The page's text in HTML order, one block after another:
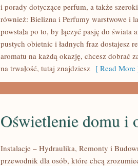
i porady dotyczące perfum, a także
również: Bielizna i Perfumy warstwowe i
powstała po to, by łączyć pasję do
pustych obietnic i ładnych fraz dostajesz
aromatu na każdą okazję, chcesz dobrać
na trwałość, tutaj znajdziesz [ Read More
Oświetlenie domu i
Instalacje – Hydraulika, Remonty i
przewodnik dla osób, które chcą